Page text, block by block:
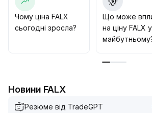
контролювати ризики відкату
У довгостроковій стратегії
формувати портфель навколо
сфері ринків прогнозів і
стейкинг, що відкриває потенціал
Чому ціна FALX
сьогодні зросла?
Що може
на ціну FALX у
Новини FALX
Резюме від TradeGPT